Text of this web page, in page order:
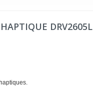
DRV2605L